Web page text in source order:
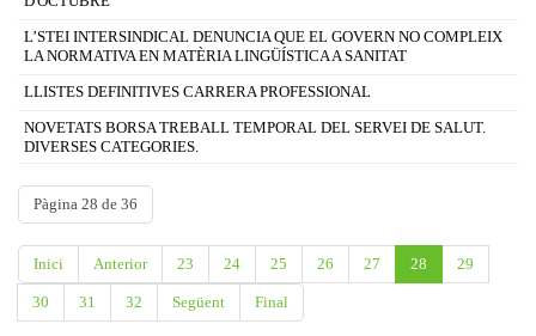
L’STEI INTERSINDICAL DENUNCIA QUE EL GOVERN NO COMPLEIX
LA NORMATIVA EN MATÈRIA LINGÜÍSTICA A SANITAT
LLISTES DEFINITIVES CARRERA PROFESSIONAL
NOVETATS BORSA TREBALL TEMPORAL DEL SERVEI DE SALUT.
DIVERSES CATEGORIES.
Pàgina 28 de 36
Inici Anterior 23 24 25 26 27 28 29
30 31 32 Següent Final